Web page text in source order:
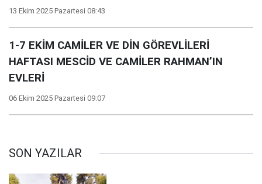
13 Ekim 2025 Pazartesi 08:43
1-7 EKİM CAMİLER VE DİN GÖREVLİLERİ
HAFTASI MESCİD VE CAMİLER RAHMAN’IN
EVLERİ
06 Ekim 2025 Pazartesi 09:07
SON YAZILAR